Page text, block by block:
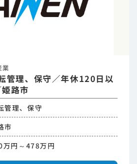
業
管理、保守／年休120日以
路市
管理、保守
市
万円～478万円